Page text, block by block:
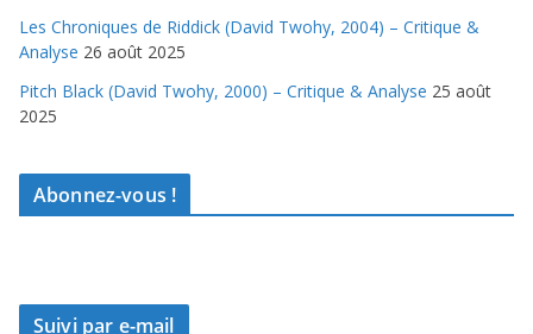
Les Chroniques de Riddick (David Twohy, 2004) – Critique &
Analyse 26 août 2025
Pitch Black (David Twohy, 2000) – Critique & Analyse 25 août
2025
Abonnez-vous !
Suivi par e-mail